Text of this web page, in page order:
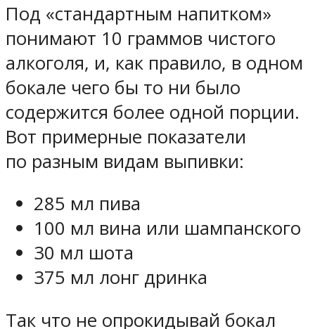
Под «стандартным напитком»
понимают 10 граммов чистого
алкоголя, и, как правило, в одном
бокале чего бы то ни было
содержится более одной порции.
Вот примерные показатели
по разным видам выпивки:
285 мл пива
100 мл вина или шампанского
30 мл шота
375 мл лонг дринка
Так что не опрокидывай бокал